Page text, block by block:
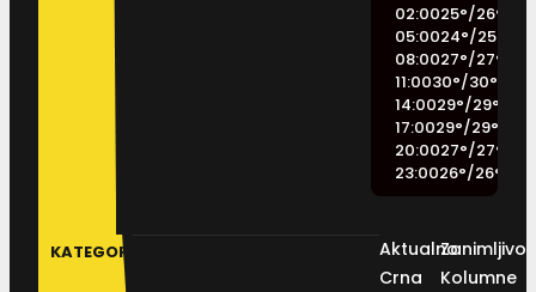
02:0025°/26°
05:0024°/25°
08:0027°/27°
11:0030°/30°
14:0029°/29°
17:0029°/29°
20:0027°/27°
23:0026°/26°
KATEGORIJE
Aktualno
Crna
Kolumne